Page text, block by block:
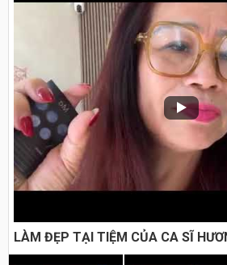
LÀM ĐẸP TẠI TIỆM CỦA CA SĨ